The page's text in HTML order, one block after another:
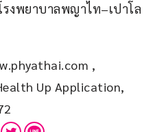
งพยาบาลพญาไท–เปาโล
,
Up Application,